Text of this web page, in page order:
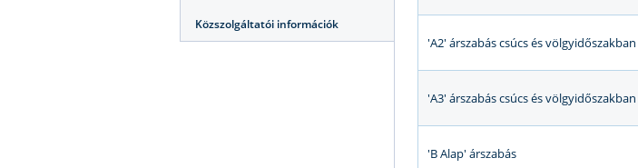
Közszolgáltatói információk
'A2' árszabás csúcs és völgyidőszakban
'A3' árszabás csúcs és völgyidőszakban
'B Alap' árszabás